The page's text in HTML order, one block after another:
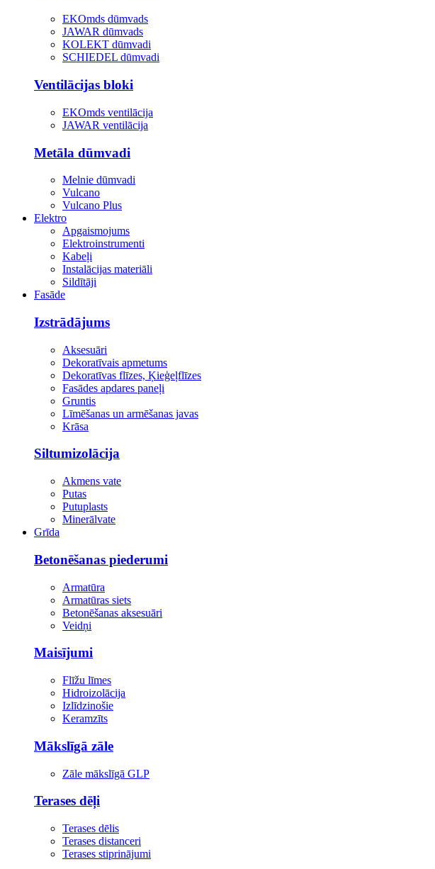
EKOmds dūmvads
JAWAR dūmvads
KOLEKT dūmvadi
SCHIEDEL dūmvadi
Ventilācijas bloki
EKOmds ventilācija
JAWAR ventilācija
Metāla dūmvadi
Melnie dūmvadi
Vulcano
Vulcano Plus
Elektro
Apgaismojums
Elektroinstrumenti
Kabeļi
Instalācijas materiāli
Sildītāji
Fasāde
Izstrādājums
Aksesuāri
Dekoratīvais apmetums
Dekoratīvas flīzes, Ķieģeļflīzes
Fasādes apdares paneļi
Gruntis
Līmēšanas un armēšanas javas
Krāsa
Siltumizolācija
Akmens vate
Putas
Putuplasts
Minerālvate
Grīda
Betonēšanas piederumi
Armatūra
Armatūras siets
Betonēšanas aksesuāri
Veidņi
Maisījumi
Flīžu līmes
Hidroizolācija
Izlīdzinošie
Keramzīts
Mākslīgā zāle
Zāle mākslīgā GLP
Terases dēļi
Terases dēlis
Terases distanceri
Terases stiprinājumi